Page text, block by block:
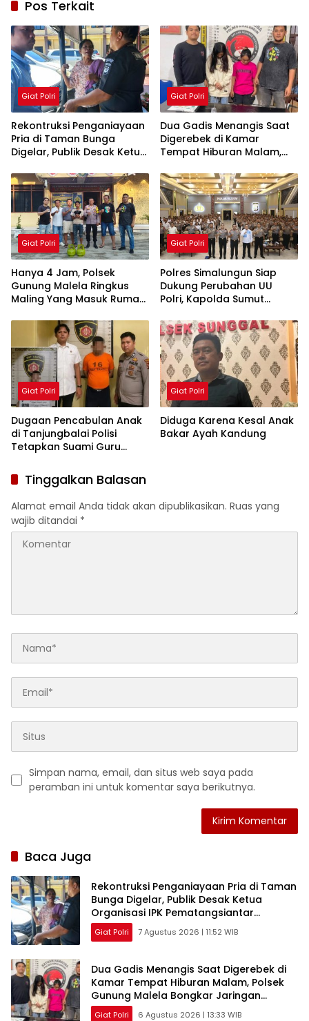
Pos Terkait
Giat Polri
Rekontruksi Penganiayaan
Pria di Taman Bunga
Digelar, Publik Desak Ketua
Pematangsiantar Diperiksa
Giat Polri
Dua Gadis Menangis Saat
Digerebek di Kamar
Tempat Hiburan Malam,
Bongkar Jaringan Pemakai
Sabu di Simalungun
Giat Polri
Hanya 4 Jam, Polsek
Gunung Malela Ringkus
Maling Yang Masuk Rumah
dan Dua Tabung Gas
Berhasil Diamankan
Giat Polri
Polres Simalungun Siap
Dukung Perubahan UU
Polri, Kapolda Sumut
Penguatan
Profesionalisme dan
Akuntabilitas Personel
Giat Polri
Dugaan Pencabulan Anak
di Tanjungbalai Polisi
Tetapkan Suami Guru
Giat Polri
Diduga Karena Kesal Anak
Bakar Ayah Kandung
Tinggalkan Balasan
Alamat email Anda tidak akan dipublikasikan. Ruas yang
wajib ditandai *
Simpan nama, email, dan situs web saya pada
peramban ini untuk komentar saya berikutnya.
Baca Juga
Rekontruksi Penganiayaan Pria di Taman
Bunga Digelar, Publik Desak Ketua
Organisasi IPK Pematangsiantar
Diperiksa
Giat Polri 7 Agustus 2026 | 11:52 WIB
Dua Gadis Menangis Saat Digerebek di
Kamar Tempat Hiburan Malam, Polsek
Gunung Malela Bongkar Jaringan
Pemakai Sabu di Simalungun
Giat Polri 6 Agustus 2026 | 13:33 WIB